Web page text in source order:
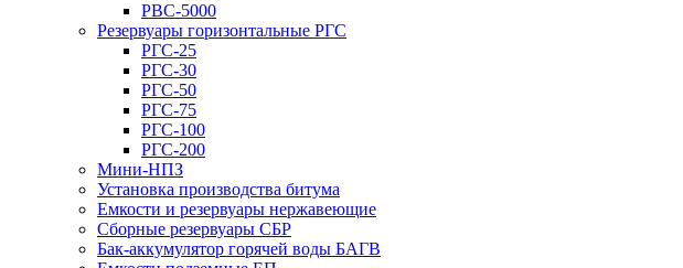
РВС-5000
Резервуары горизонтальные РГС
РГС-25
РГС-30
РГС-50
РГС-75
РГС-100
РГС-200
Мини-НПЗ
Установка производства битума
Емкости и резервуары нержавеющие
Сборные резервуары СБР
Бак-аккумулятор горячей воды БАГВ